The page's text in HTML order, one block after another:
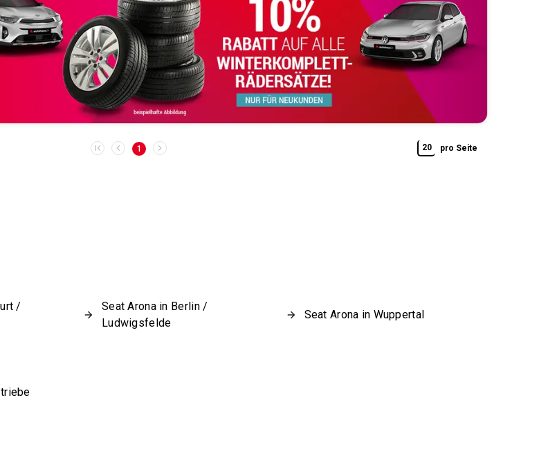
1 20 pro Seite
/
Seat Arona in Berlin /
Ludwigsfelde
Seat Arona in Wuppertal